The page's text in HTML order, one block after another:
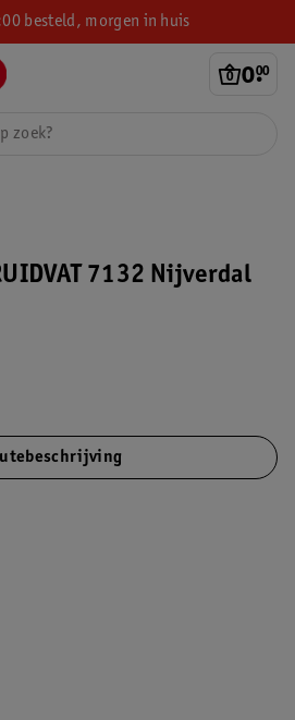
besteld, morgen in huis
0.
00
7132 Nijverdal